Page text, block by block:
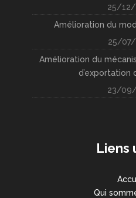
25/12/
Amélioration du
25/07/
Amélioration du
d’exportation
23/
Liens
Qui